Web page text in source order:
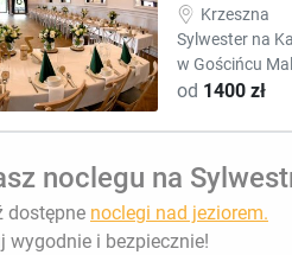
Krzeszna
Sylwester na
w Gościńcu
od 1400 zł
noclegu na
dostępne noclegi nad jeziorem.
wygodnie i bezpiecznie!